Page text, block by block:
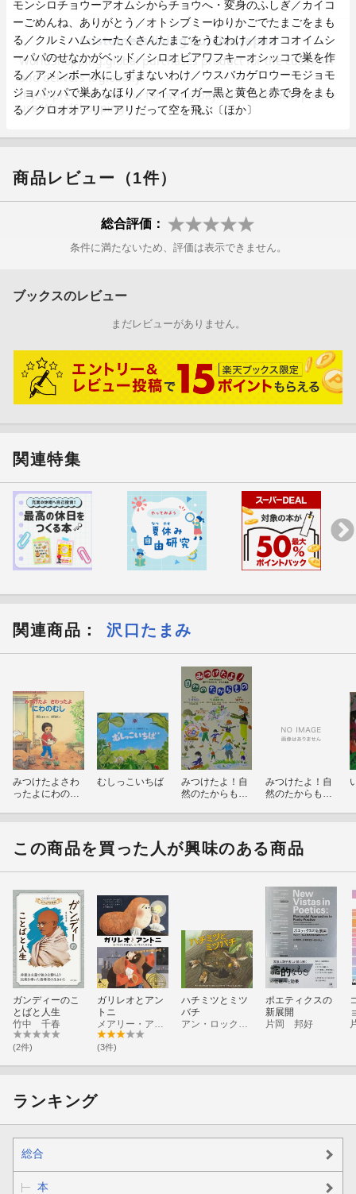
モンシロチョウーアオムシからチョウへ・変身のふしぎ／カイコ
ーごめんね、ありがとう／オトシブミーゆりかごでたまごをまも
る／クルミハムシーたくさんたまごをうむわけ／オオコオイムシ
ーパパのせなかがベッド／シロオビアワフキーオシッコで巣を作
る／アメンボー水にしずまないわけ／ウスバカゲロウーモジョモ
ジョパッパで巣あなほり／マイマイガー黒と黄色と赤で身をまも
る／クロオオアリーアリだって空を飛ぶ〔ほか〕
商品レビュー（1件）
総合評価：
条件に満たないため、評価は表示できません。
ブックスのレビュー
まだレビューがありません。
関連特集
関連商品 ： 沢口たまみ
みつけたよさわ
ったよにわのむ
むしっこいちば
みつけたよ！自
然のたからもの
みつけたよ！自
然のたからも
この商品を買った人が興味のある商品
ガンディーのこ
とばと人生
竹中 千春
(2件)
ガリレオとアン
トニ
(3件)
ハチミツとミツ
バチ
ポエティクスの
新展開
片岡 邦好
ランキング
総合
本